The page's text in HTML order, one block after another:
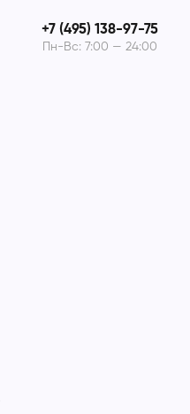
+7 (495) 138-97-75
Пн-Вс: 7:00 — 24:00